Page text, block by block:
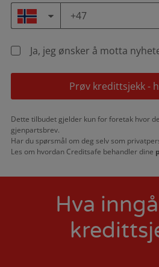
Ja, jeg ønsker å motta
Prøv kredittsjekk -
Dette tilbudet gjelder kun for foretak hvor
gjenpartsbrev.
Har du spørsmål om deg selv som
Les om hvordan Creditsafe behandler dine
Hva